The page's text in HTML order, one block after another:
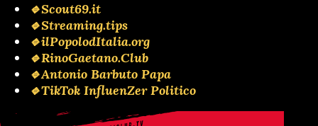
🔹Scout69.it
🔹Streaming.tips
🔹ilPopolodItalia.org
🔹RinoGaetano.Club
🔹Antonio Barbuto Papa
🔹TikTok InfluenZer Politico